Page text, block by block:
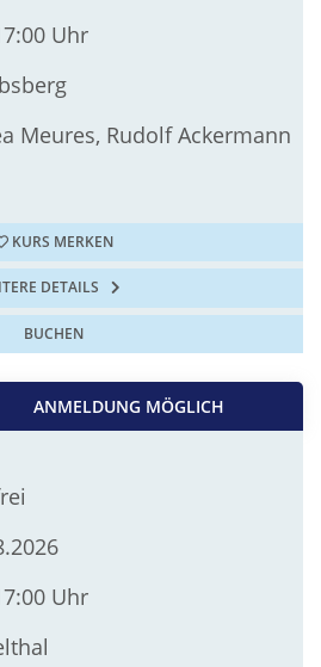
Uhr
Meures, Rudolf Ackermann
KURS MERKEN
DETAILS
BUCHEN
ANMELDUNG MÖGLICH
Uhr